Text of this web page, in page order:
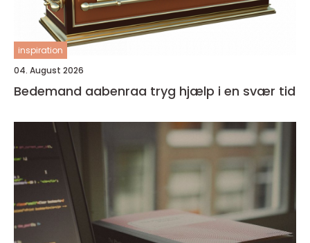
inspiration
04. August 2026
Bedemand aabenraa tryg hjælp i en svær tid